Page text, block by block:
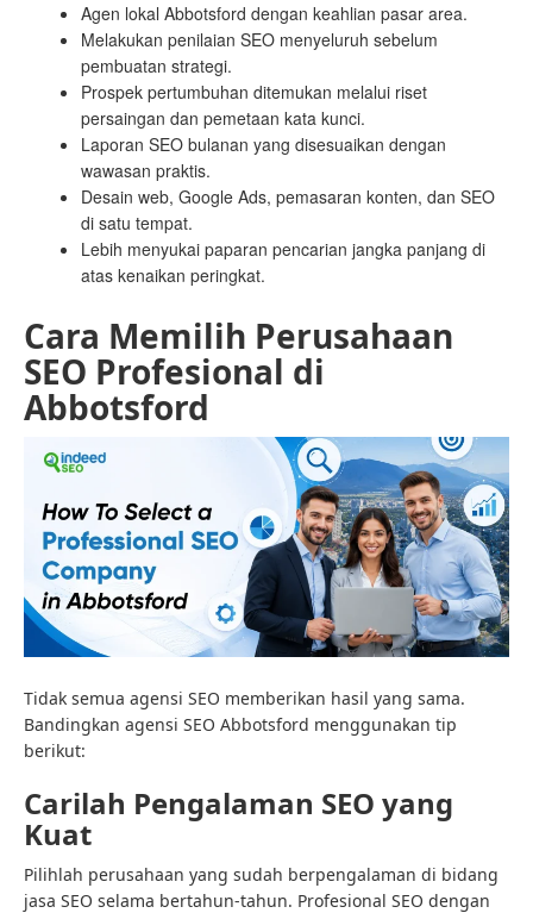
Agen lokal Abbotsford dengan keahlian pasar area.
Melakukan penilaian SEO menyeluruh sebelum
pembuatan strategi.
Prospek pertumbuhan ditemukan melalui riset
persaingan dan pemetaan kata kunci.
Laporan SEO bulanan yang disesuaikan dengan
wawasan praktis.
Desain web, Google Ads, pemasaran konten, dan SEO
di satu tempat.
Lebih menyukai paparan pencarian jangka panjang di
atas kenaikan peringkat.
Cara Memilih Perusahaan
SEO Profesional di
Abbotsford
Tidak semua agensi SEO memberikan hasil yang sama.
Bandingkan agensi SEO Abbotsford menggunakan tip
berikut:
Carilah Pengalaman SEO yang
Kuat
Pilihlah perusahaan yang sudah berpengalaman di bidang
jasa SEO selama bertahun-tahun. Profesional SEO dengan